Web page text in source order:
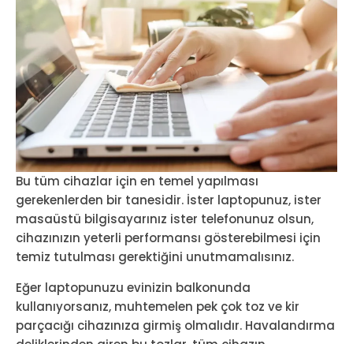
Bu tüm cihazlar için en temel yapılması
gerekenlerden bir tanesidir. İster laptopunuz, ister
masaüstü bilgisayarınız ister telefonunuz olsun,
cihazınızın yeterli performansı gösterebilmesi için
temiz tutulması gerektiğini unutmamalısınız.
Eğer laptopunuzu evinizin balkonunda
kullanıyorsanız, muhtemelen pek çok toz ve kir
parçacığı cihazınıza girmiş olmalıdır. Havalandırma